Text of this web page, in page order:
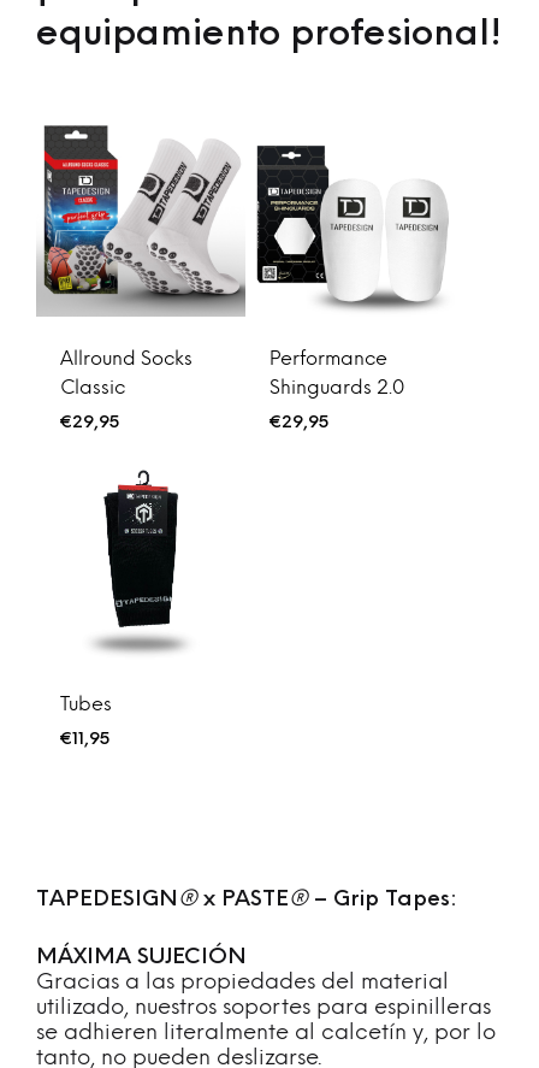
equipamiento profesional!
Allround Socks
Classic
€29,95
Performance
Shinguards 2.0
€29,95
Tubes
€11,95
TAPEDESIGN ®x PASTE®– Grip Tapes:
MÁXIMA SUJECIÓN
Gracias a las propiedades del material
utilizado, nuestros soportes para espinilleras
se adhieren literalmente al calcetín y, por lo
tanto, no pueden deslizarse.